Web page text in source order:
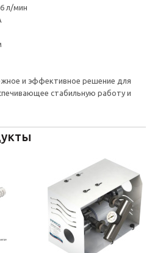
л/мин
и эффективное решение для
стабильную работу и